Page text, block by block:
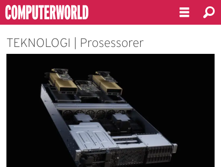
TEKNOLOGI | Prosessorer